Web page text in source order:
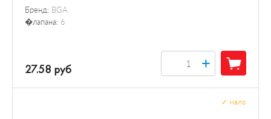
Бренд: BGA
�лапана: 6
27.58 руб +
мало